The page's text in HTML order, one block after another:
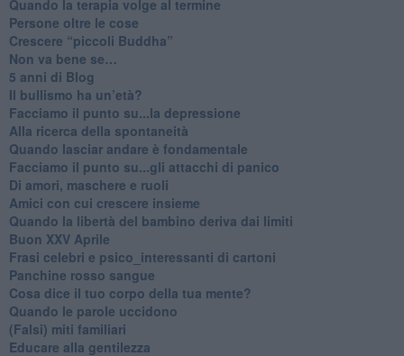
​Quando la terapia volge al termine
​Persone oltre le cose
​Crescere “piccoli Buddha”
Non va bene se…
​5 anni di Blog
​Il bullismo ha un’età?
Facciamo il punto su...la depressione
​Alla ricerca della spontaneità
​Quando lasciar andare è fondamentale
Facciamo il punto su...gli attacchi di panico
Di amori, maschere e ruoli
​Amici con cui crescere insieme
​Quando la libertà del bambino deriva dai limiti
Buon XXV Aprile
​Frasi celebri e psico_interessanti di cartoni
​Panchine rosso sangue
​Cosa dice il tuo corpo della tua mente?
​Quando le parole uccidono
​(Falsi) miti familiari
​Educare alla gentilezza